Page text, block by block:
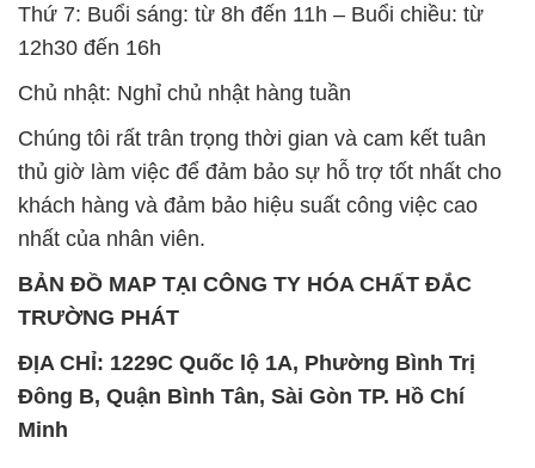
Thứ 7: Buổi sáng: từ 8h đến 11h – Buổi chiều: từ
12h30 đến 16h
Chủ nhật: Nghỉ chủ nhật hàng tuần
Chúng tôi rất trân trọng thời gian và cam kết tuân
thủ giờ làm việc để đảm bảo sự hỗ trợ tốt nhất cho
khách hàng và đảm bảo hiệu suất công việc cao
nhất của nhân viên.
BẢN ĐỒ MAP TẠI CÔNG TY HÓA CHẤT ĐẮC
TRƯỜNG PHÁT
ĐỊA CHỈ: 1229C Quốc lộ 1A, Phường Bình Trị
Đông B, Quận Bình Tân, Sài Gòn TP. Hồ Chí
Minh